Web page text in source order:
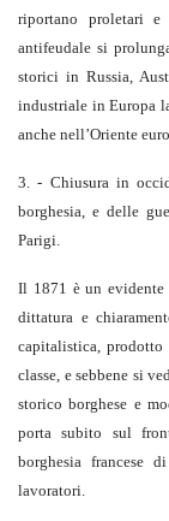
riportano proletari
antifeudale si
storici in Russia,
industriale in Europa
anche nell’Oriente
3. - Chiusura in
borghesia, e delle
Parigi.
Il 1871 è un
dittatura e
capitalistica, prodotto
classe, e sebbene si
storico borghese e
porta subito sul
borghesia francese
lavoratori.